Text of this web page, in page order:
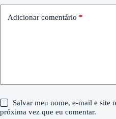
Adicionar comentário *
Salvar meu nome, e-mail e site
próxima vez que eu comentar.